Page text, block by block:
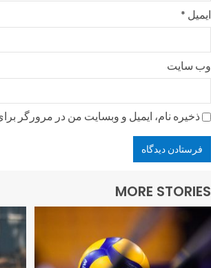
ایمیل *
وب‌ سایت
ذخیره نام، ایمیل و وبسایت من در مرورگر
MORE STORIES